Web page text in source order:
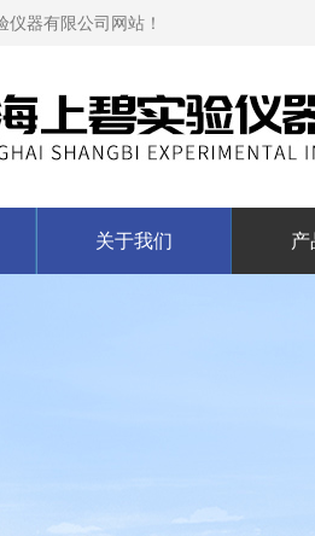
器有限公司网站！
关于我们 产